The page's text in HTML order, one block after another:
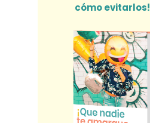
cómo evitarlos!